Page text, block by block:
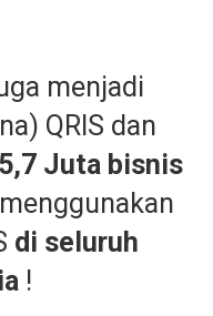
menjadi
QRIS dan
Juta bisnis
di seluruh
!